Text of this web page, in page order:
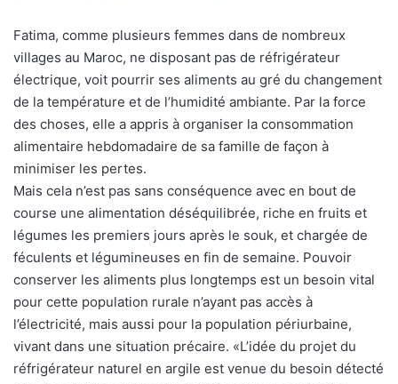
Fatima, comme plusieurs femmes dans de nombreux
villages au Maroc, ne disposant pas de réfrigérateur
électrique, voit pourrir ses aliments au gré du changement
de la température et de l’humidité ambiante. Par la force
des choses, elle a appris à organiser la consommation
alimentaire hebdomadaire de sa famille de façon à
minimiser les pertes.
Mais cela n’est pas sans conséquence avec en bout de
course une alimentation déséquilibrée, riche en fruits et
légumes les premiers jours après le souk, et chargée de
féculents et légumineuses en fin de semaine. Pouvoir
conserver les aliments plus longtemps est un besoin vital
pour cette population rurale n’ayant pas accès à
l’électricité, mais aussi pour la population périurbaine,
vivant dans une situation précaire. «L’idée du projet du
réfrigérateur naturel en argile est venue du besoin détecté